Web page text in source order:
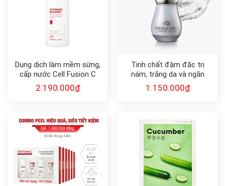
Dung dịch làm mềm sừng,
cấp nước Cell Fusion C
Expert TA TONING
BOOSTER
2.190.000₫
Tinh chất đậm đặc trị
nám, trắng da và ngăn
ngừa lão hóa Gold Snail
Essence 45ml
1.150.000₫